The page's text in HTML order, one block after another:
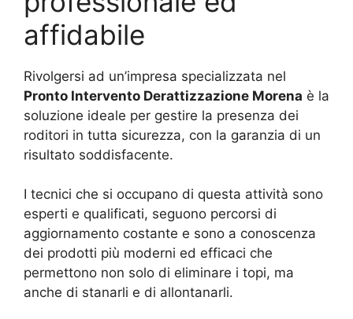
affidabile
Rivolgersi ad un’impresa specializzata nel
Pronto Intervento Derattizzazione Morena è la
soluzione ideale per gestire la presenza dei
roditori in tutta sicurezza, con la garanzia di un
risultato soddisfacente.
I tecnici che si occupano di questa attività sono
esperti e qualificati, seguono percorsi di
aggiornamento costante e sono a conoscenza
dei prodotti più moderni ed efficaci che
permettono non solo di eliminare i topi, ma
anche di stanarli e di allontanarli.